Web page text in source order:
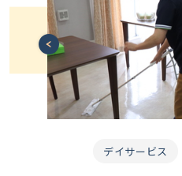
デイサービス